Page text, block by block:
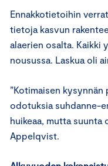
Ennakkotietoihin
tietoja kasvun
alaerien osalta.
nousussa. Laskua oli
”Kotimaisen
odotuksia suhdanne-
huikeaa, mutta suunta
Appelqvist.